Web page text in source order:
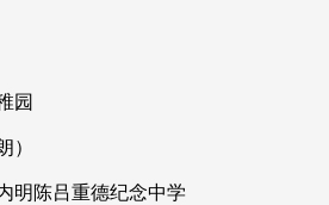
园
）
明陈吕重德纪念中学